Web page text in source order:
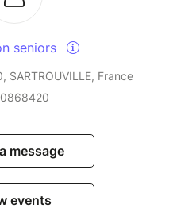
seniors
SARTROUVILLE, France
message
events